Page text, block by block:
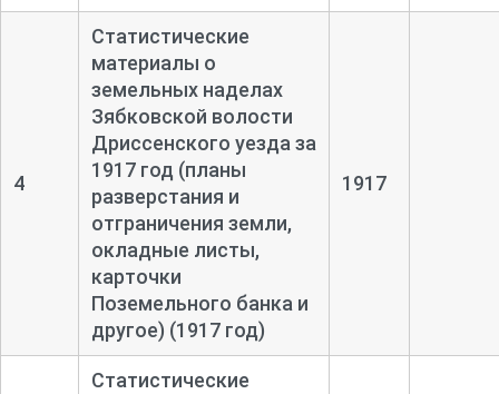
4
Статистические
материалы о
земельных наделах
Зябковской волости
Дриссенского уезда за
1917 год (планы
разверстания и
отграничения земли,
окладные листы,
карточки
Поземельного банка и
другое) (1917 год)
1917
Статистические